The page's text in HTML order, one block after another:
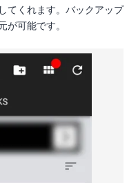
てくれます。バックアップ
が可能です。